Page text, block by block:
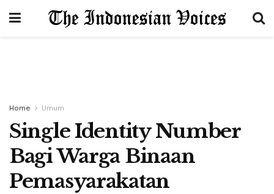
Home Umum
Single Identity Number
Bagi Warga Binaan
Pemasyarakatan